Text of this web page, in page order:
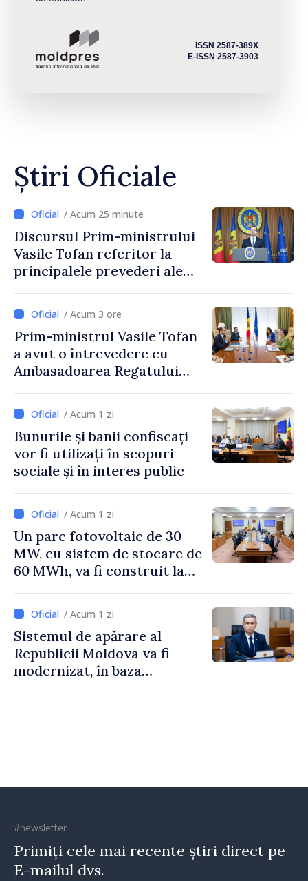
ISSN 2587-389X
E-ISSN 2587-3903
Știri Oficiale
/ Acum 25 minute
Discursul Prim-ministrului
Vasile Tofan referitor la
principalele prevederi ale
2027
/ Acum 3 ore
Prim-ministrul Vasile Tofan
a avut o întrevedere cu
Ambasadoarea Regatului
Irlandei de Nord, Fern
Horine / Acum 1 zi
Bunurile și banii confiscați
vor fi utilizați în scopuri
sociale și în interes public
/ Acum 1 zi
Un parc fotovoltaic de 30
MW, cu sistem de stocare de
60 MWh, va fi construit la
/ Acum 1 zi
Sistemul de apărare al
Republicii Moldova va fi
modernizat, în baza
#newsletter
Primiți cele mai recente știri direct pe
E-mailul dvs.